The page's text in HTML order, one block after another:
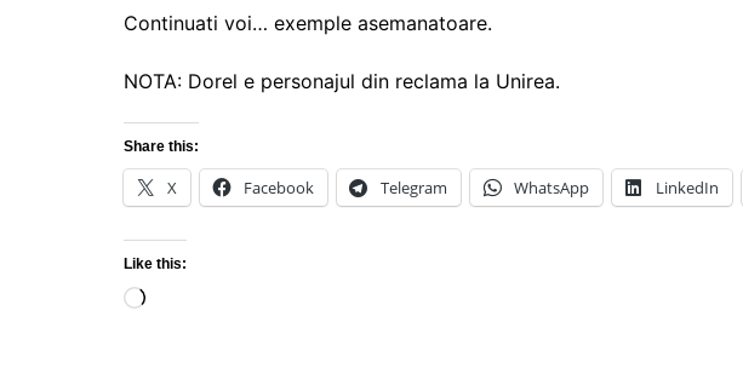
Continuati voi… exemple asemanatoare.
NOTA: Dorel e personajul din reclama la Unirea.
Share this:
X Facebook Telegram WhatsApp LinkedIn
Like this:
Loading…